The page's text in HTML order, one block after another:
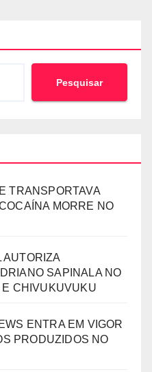
Pesquisar
TRANSPORTAVA
MORRE NO
AUTORIZA
SAPINALA NO
E CHIVUKUVUKU
ENTRA EM VIGOR
PRODUZIDOS NO